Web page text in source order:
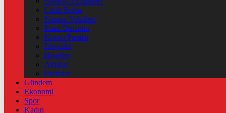
Canlı Borsa
Namaz Vakitleri
Puan Durumu
Kripto Paralar
Dövizler
Hisseler
Altınlar
Pariteler
Gündem
Ekonomi
Spor
Kadın